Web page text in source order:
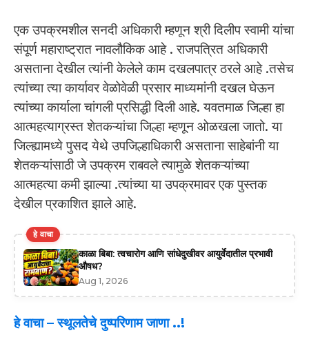
एक उपक्रमशील सनदी अधिकारी म्हणून श्री दिलीप स्वामी यांचा
संपूर्ण महाराष्ट्रात नावलौकिक आहे . राजपत्रित अधिकारी
असताना देखील त्यांनी केलेले काम दखलपात्र ठरले आहे .तसेच
त्यांच्या त्या कार्यावर वेळोवेळी प्रसार माध्यमांनी दखल घेऊन
त्यांच्या कार्याला चांगली प्रसिद्धी दिली आहे. यवतमाळ जिल्हा हा
आत्महत्याग्रस्त शेतकऱ्यांचा जिल्हा म्हणून ओळखला जातो. या
जिल्ह्यामध्ये पुसद येथे उपजिल्हाधिकारी असताना साहेबांनी या
शेतकऱ्यांसाठी जे उपक्रम राबवले त्यामुळे शेतकऱ्यांच्या
आत्महत्या कमी झाल्या .त्यांच्या या उपक्रमावर एक पुस्तक
देखील प्रकाशित झाले आहे.
हे वाचा
काळा बिबा: त्वचारोग आणि सांधेदुखीवर आयुर्वेदातील प्रभावी
औषध?
Aug 1, 2026
हे वाचा – स्थूलतेचे दुष्परिणाम जाणा ..!